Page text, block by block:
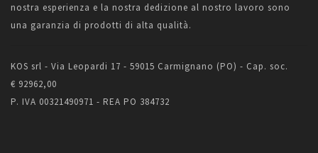
nostra esperienza e la nostra dedizione al nostro lavoro sono
una garanzia di prodotti di alta qualità.
KOS srl - Via Leopardi 17 - 59015 Carmignano (PO) - Cap. soc.
€ 92962,00
P. IVA 00321490971 - REA PO 384732